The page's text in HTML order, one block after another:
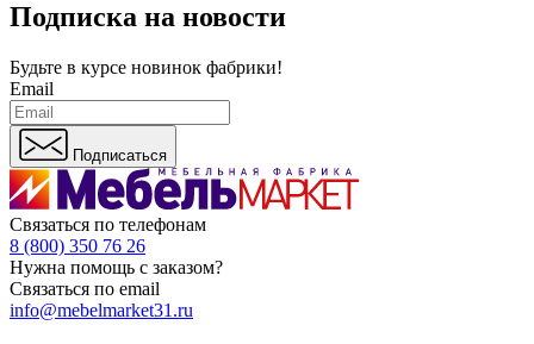
Подписка на новости
Будьте в курсе новинок фабрики!
Email
Подписаться
Связаться по телефонам
8 (800) 350 76 26
Нужна помощь с заказом?
Связаться по email
info@mebelmarket31.ru